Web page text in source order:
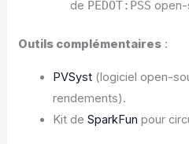
de PEDOT:PSS
Outils complémentaires :
PVSyst (logiciel open-
rendements).
Kit deSparkFun pour